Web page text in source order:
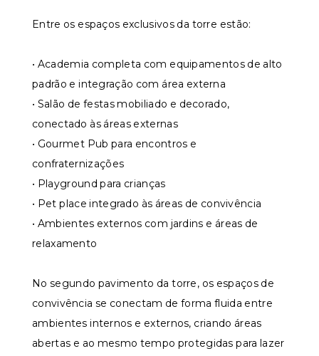
Entre os espaços exclusivos da torre estão:
• Academia completa com equipamentos de alto
padrão e integração com área externa
• Salão de festas mobiliado e decorado,
conectado às áreas externas
• Gourmet Pub para encontros e
confraternizações
• Playground para crianças
• Pet place integrado às áreas de convivência
• Ambientes externos com jardins e áreas de
relaxamento
No segundo pavimento da torre, os espaços de
convivência se conectam de forma fluida entre
ambientes internos e externos, criando áreas
abertas e ao mesmo tempo protegidas para lazer